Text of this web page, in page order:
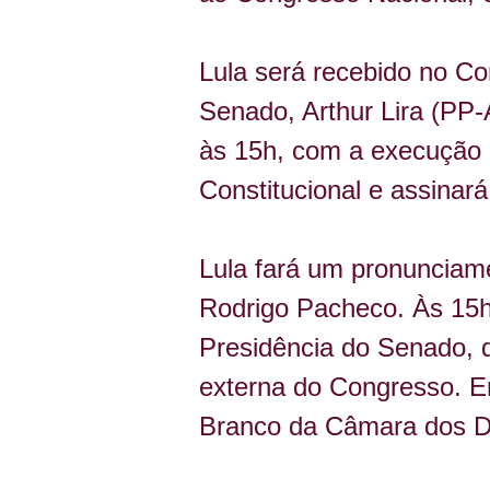
Lula será recebido no
Senado, Arthur Lira
às 15h, com a
Constitucional e
Lula fará um
Rodrigo Pacheco. Às
Presidência do Senado,
externa do Congresso.
Branco da Câmara dos